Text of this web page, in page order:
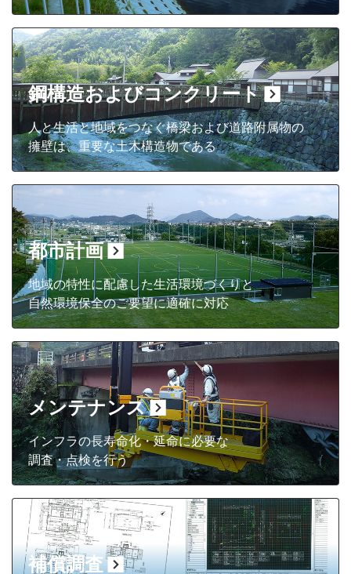
鋼構造およびコンクリート
人と生活と地域をつなぐ橋梁および道路附属物の
擁壁は、重要な土木構造物である
都市計画
地域の特性に配慮した生活環境づくりと
自然環境保全のご要望に適確に対応
メンテナンス
インフラの長寿命化・延命に必要な
調査・点検を行う
補償調査